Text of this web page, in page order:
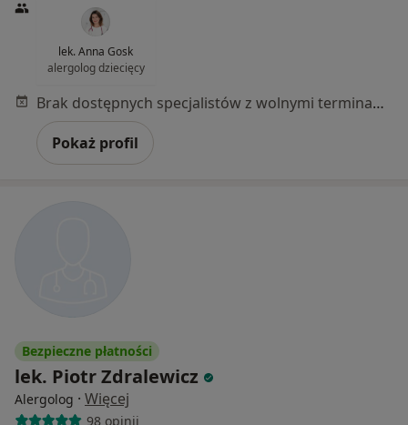
lek. Anna Gosk
alergolog dziecięcy
Brak dostępnych specjalistów z wolnymi terminami w tym centrum medycznym.
Pokaż profil
Bezpieczne płatności
lek. Piotr Zdralewicz
Alergolog · Więcej
98 opinii